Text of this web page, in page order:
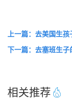
上一篇：去美国生
下一篇：去塞班生
相关推荐